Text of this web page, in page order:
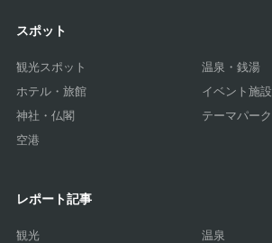
スポット
観光スポット
温泉・銭湯
ホテル・旅館
イベント施設
神社・仏閣
テーマパーク
空港
レポート記事
観光
温泉